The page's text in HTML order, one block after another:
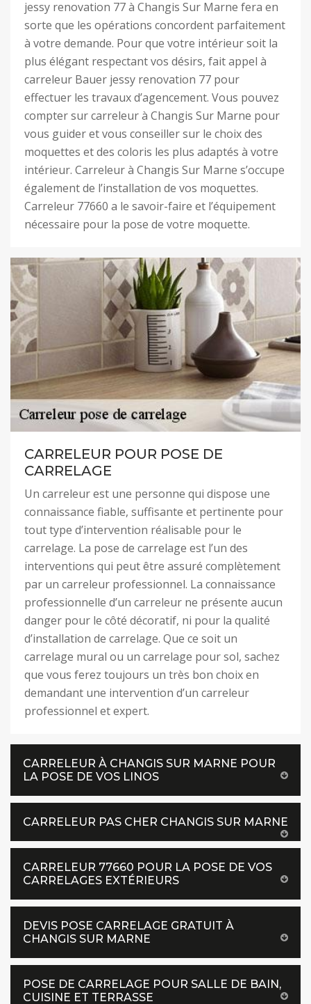
jessy renovation 77 à Changis Sur Marne fera en
sorte que les opérations concordent parfaitement
à votre demande. Pour que votre intérieur soit la
plus élégant respectant vos désirs, fait appel à
carreleur Bauer jessy renovation 77 pour
effectuer les travaux d’agencement. Vous pouvez
compter sur carreleur à Changis Sur Marne pour
vous guider et vous conseiller sur le choix des
moquettes et des coloris les plus adaptés à votre
intérieur. Carreleur à Changis Sur Marne s’occupe
également de l’installation de vos moquettes.
Carreleur 77660 a le savoir-faire et l’équipement
nécessaire pour la pose de votre moquette.
CARRELEUR POUR POSE DE
CARRELAGE
Un carreleur est une personne qui dispose une
connaissance fiable, suffisante et pertinente pour
tout type d’intervention réalisable pour le
carrelage. La pose de carrelage est l’un des
interventions qui peut être assuré complètement
par un carreleur professionnel. La connaissance
professionnelle d’un carreleur ne présente aucun
danger pour le côté décoratif, ni pour la qualité
d’installation de carrelage. Que ce soit un
carrelage mural ou un carrelage pour sol, sachez
que vous ferez toujours un très bon choix en
demandant une intervention d’un carreleur
professionnel et expert.
CARRELEUR À CHANGIS SUR MARNE POUR
LA POSE DE VOS LINOS
CARRELEUR PAS CHER CHANGIS SUR MARNE
CARRELEUR 77660 POUR LA POSE DE VOS
CARRELAGES EXTÉRIEURS
DEVIS POSE CARRELAGE GRATUIT À
CHANGIS SUR MARNE
POSE DE CARRELAGE POUR SALLE DE BAIN,
CUISINE ET TERRASSE